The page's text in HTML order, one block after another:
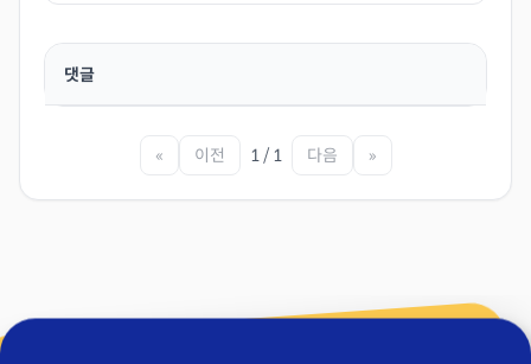
댓글
« 이전 1 / 1 다음 »